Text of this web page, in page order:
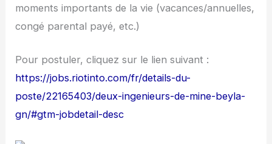
moments importants de la vie (vacances/annuelles,
congé parental payé, etc.)
Pour postuler, cliquez sur le lien suivant :
https://jobs.riotinto.com/fr/details-du-
poste/22165403/deux-ingenieurs-de-mine-beyla-
gn/#gtm-jobdetail-desc